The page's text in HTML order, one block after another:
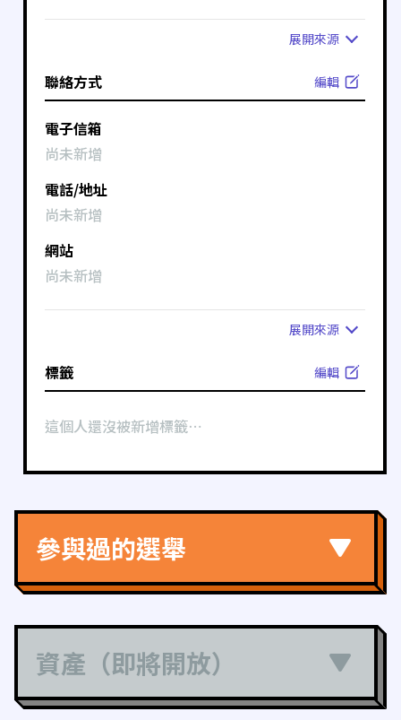
展開來源
聯絡方式 編輯
電子信箱
尚未新增
電話/地址
尚未新增
網站
尚未新增
展開來源
標籤 編輯
這個人還沒被新增標籤⋯
參與過的選舉
資產（即將開放）